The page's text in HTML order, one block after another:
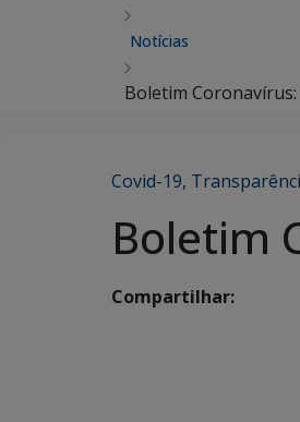
Notícias
Boletim
Covid-19,
Boletim
Compartilhar: